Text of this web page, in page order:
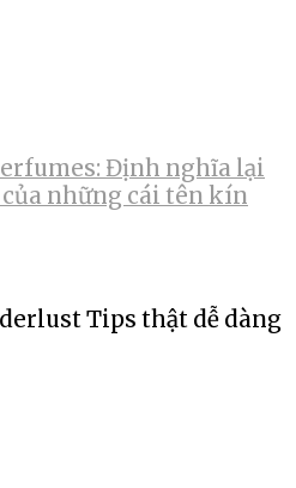
Định nghĩa lại
những cái tên kín
Tips thật dễ dàng